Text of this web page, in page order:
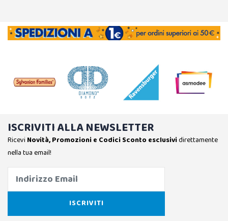
ISCRIVITI ALLA NEWSLETTER
Ricevi Novità, Promozioni e Codici Sconto esclusividirettamente
nella tua email!